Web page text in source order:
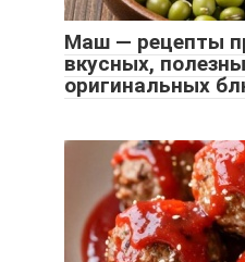
Маш — рецепты
вкусных,
оригинальных